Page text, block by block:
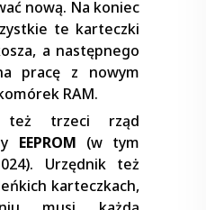
nową. Na koniec
te karteczki
a następnego
pracę z nowym
RAM.
trzeci rząd
EEPROM (w tym
Urzędnik też
karteczkach,